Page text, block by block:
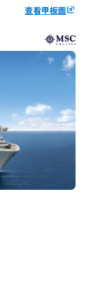
查看甲板圖ungroup